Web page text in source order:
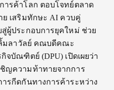
ารค้าโลก ตอบโจทย์ตลาด
เสริมทักษะ AI ควบคู่
ผู้ประกอบการยุคใหม่ ช่วย
มลาวัลย์ คณบดีคณะ
บัณฑิตย์ (DPU) เปิดเผยว่า
ญความท้าทายจากการ
รกีดกันทางการค้าระหว่าง